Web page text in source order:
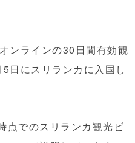
ンラインの30日間有効観
日にスリランカに入国し
点でのスリランカ観光ビ